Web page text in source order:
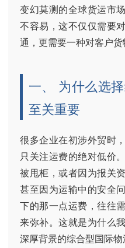
变幻莫测的全球货运市
不容易，这不仅仅需要
通，更需要一种对客户货
一、 为什么选
至关重要
很多企业在初涉外贸时
只关注运费的绝对低价
被甩柜，或者因为报关
甚至因为运输中的安全
下的那一点运费，往往
来弥补。这就是为什么
深厚背景的综合型国际物